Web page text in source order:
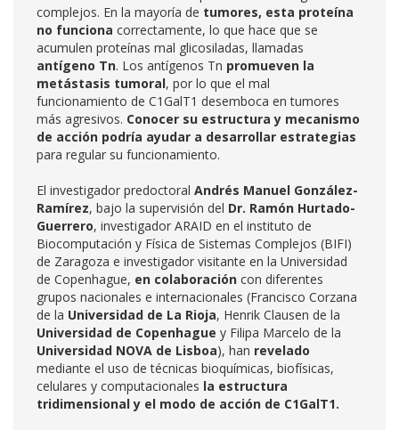
complejos. En la mayoría de tumores, esta proteína
no funciona correctamente, lo que hace que se
acumulen proteínas mal glicosiladas, llamadas
antígeno Tn. Los antígenos Tn promueven la
metástasis tumoral, por lo que el mal
funcionamiento de C1GalT1 desemboca en tumores
más agresivos. Conocer su estructura y mecanismo
de acción podría ayudar a desarrollar estrategias
para regular su funcionamiento.
El investigador predoctoral Andrés Manuel González-
Ramírez, bajo la supervisión del Dr. Ramón Hurtado-
Guerrero, investigador ARAID en el instituto de
Biocomputación y Física de Sistemas Complejos (BIFI)
de Zaragoza e investigador visitante en la Universidad
de Copenhague, en colaboración con diferentes
grupos nacionales e internacionales (Francisco Corzana
de la Universidad de La Rioja, Henrik Clausen de la
Universidad de Copenhague y Filipa Marcelo de la
Universidad NOVA de Lisboa), han revelado
mediante el uso de técnicas bioquímicas, biofísicas,
celulares y computacionales la estructura
tridimensional y el modo de acción de C1GalT1.